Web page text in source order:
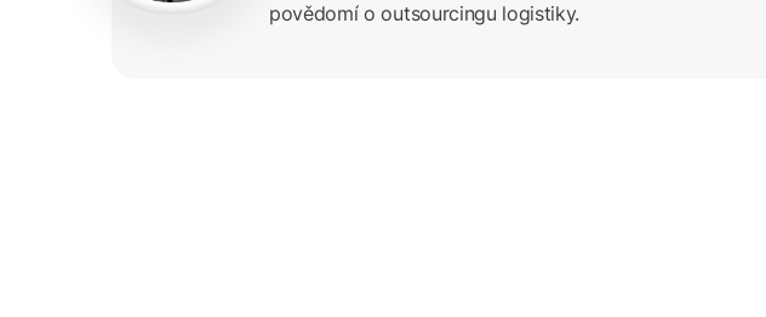
povědomí o outsourcingu logistiky.